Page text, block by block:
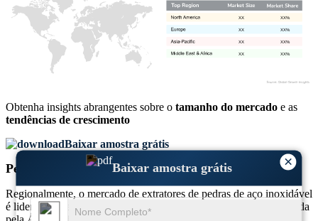
×
Baixar amostra grátis
XX%
XX
XX%
XX
XX%
XX
XX%
XX
Obtenha insights abrangentes sobre o tamanho do mercado e as
tendências de crescimento
Baixar amostra grátis
Perspectiva Regional
Regionalmente, o mercado de extratores de pedras de aço inoxidável
é liderado pela América do Norte com 38% de participação, seguida